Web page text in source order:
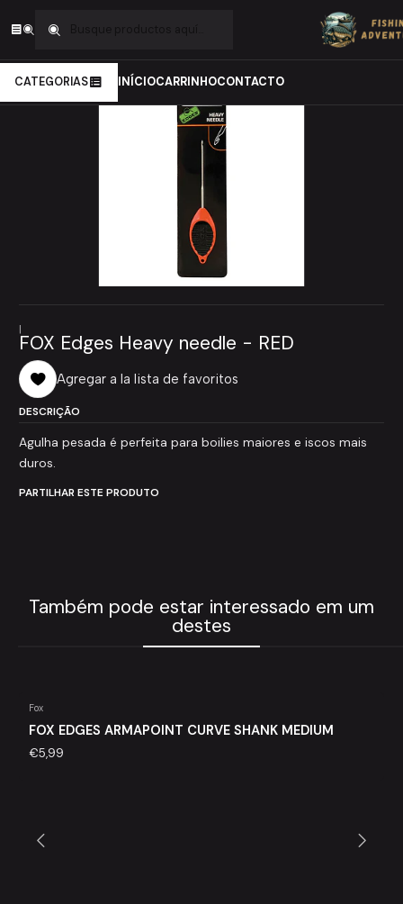
CATEGORIAS INÍCIOCARRINHOCONTACTO
FOX Edges Heavy needle - RED
|
FOX Edges Heavy needle - RED
Agregar a la lista de favoritos
DESCRIÇÃO
Agulha pesada é perfeita para boilies maiores e iscos mais
duros.
PARTILHAR ESTE PRODUTO
Também pode estar interessado em um
destes
Fox
FOX EDGES ARMAPOINT CURVE SHANK MEDIUM
€5,99